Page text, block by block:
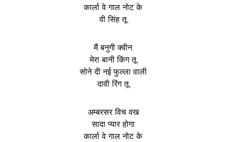
कार्ला वे गाल नोट के
वी सिंह तू
मैं बनुगी क्वीन
मेरा बानी किंग तू
सोने दी नई फुल्ला वाली
दावी रिंग तू
अम्बरसर विच वख
सादा प्यार होगा
कार्ला वे गाल नोट के